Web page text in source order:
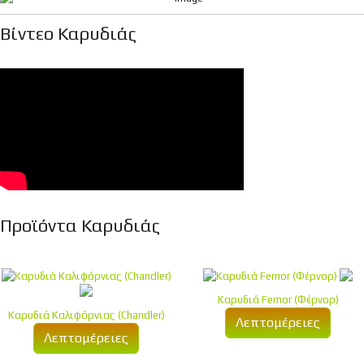
Βίντεο Καρυδιάς
Προϊόντα Καρυδιάς
Καρυδιά Καλιφόρνιας (Chandler)
Λεπτομέρειες
Καρυδιά Fernor (Φέρνορ)
Λεπτομέρειες